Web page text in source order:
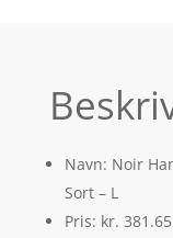
Navn: Noir
Sort – L
Pris: kr. 381.65